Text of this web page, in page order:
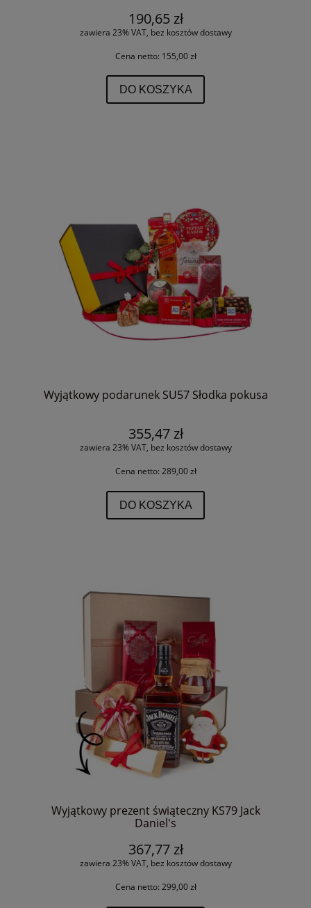
190,65 zł
zawiera 23% VAT, bez kosztów dostawy
Cena netto: 155,00 zł
DO KOSZYKA
Wyjątkowy podarunek SU57 Słodka pokusa
355,47 zł
zawiera 23% VAT, bez kosztów dostawy
Cena netto: 289,00 zł
DO KOSZYKA
Wyjątkowy prezent świąteczny KS79 Jack
Daniel's
367,77 zł
zawiera 23% VAT, bez kosztów dostawy
Cena netto: 299,00 zł